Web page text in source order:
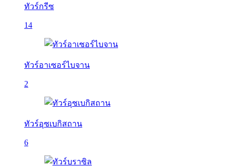
ทัวร์กรีซ
14
ทัวร์อาเซอร์ไบจาน
2
ทัวร์อุซเบกิสถาน
6